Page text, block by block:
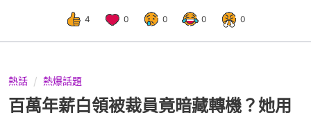
4 0 0 0 0
熱話 熱爆話題
百萬年薪白領被裁員竟暗藏轉機？她用